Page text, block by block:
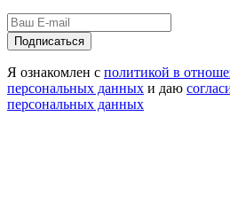
Подписаться
Я ознакомлен с политикой в
персональных данных и даю
персональных данных